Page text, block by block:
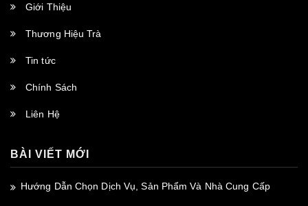
Giới Thiệu
Thương Hiệu Trà
Tin tức
Chính Sách
Liên Hệ
BÀI VIẾT MỚI
Hướng Dẫn Chọn Dịch Vụ, Sản Phẩm Và Nhà Cung Cấp